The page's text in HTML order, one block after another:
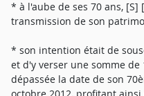
* à l'aube de ses 70 ans,
transmission de son
* son intention était de
et d'y verser une somme
dépassée la date de son